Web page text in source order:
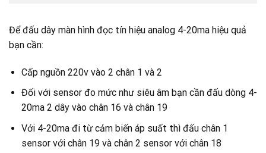
Để đấu dây màn hình đọc tín hiệu analog 4-20ma hiệu quả
bạn cần:
Cấp nguồn 220v vào 2 chân 1 và 2
Đối với sensor đo mức như siêu âm bạn cần đấu dòng 4-
20ma 2 dây vào chân 16 và chân 19
Với 4-20ma đi từ cảm biến áp suất thì đấu chân 1
sensor với chân 19 và chân 2 sensor với chân 18